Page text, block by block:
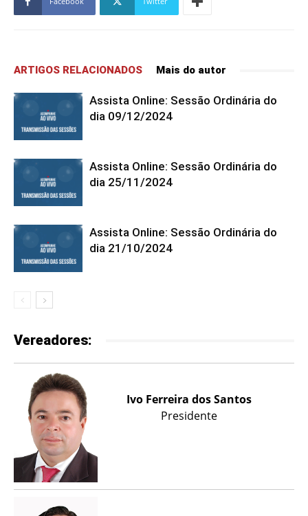
ARTIGOS RELACIONADOS Mais do autor
Assista Online: Sessão Ordinária do
dia 09/12/2024
Assista Online: Sessão Ordinária do
dia 25/11/2024
Assista Online: Sessão Ordinária do
dia 21/10/2024
Vereadores:
Ivo Ferreira dos Santos
Presidente